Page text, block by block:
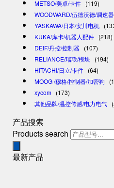
METSO/美卓/卡件 (119)
WOODWARD/伍德沃德/调速器
YASKAWA/日本/安川电机
KUKA/库卡/机器人配件 (218)
DEIF/丹控/控制器 (107)
RELIANCE/瑞联/模块 (194)
HITACHI/日立/卡件 (64)
MOOG /穆格/控制器/加密狗
xycom (173)
其他品牌/温控传感/电力电气
产品搜索
Products search
最新产品